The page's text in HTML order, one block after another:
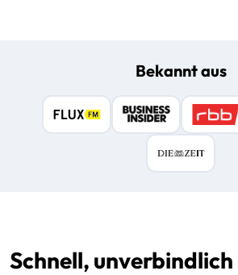
Bekannt aus
Schnell, unverbindlich